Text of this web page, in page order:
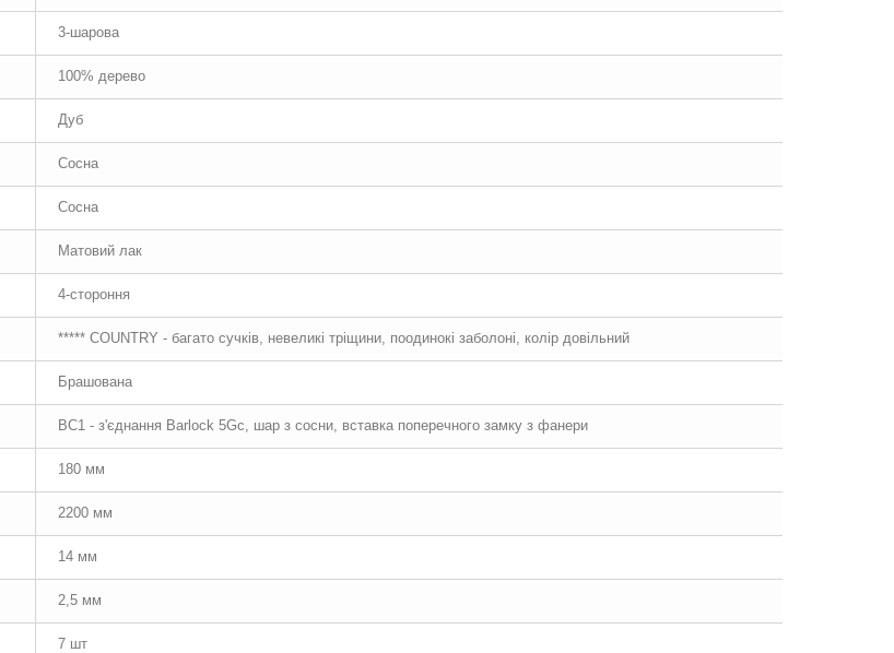
3-шарова
100% дерево
Дуб
Сосна
Сосна
Матовий лак
4-стороння
***** COUNTRY - багато сучків, невеликі тріщини, поодинокі заболоні, колір довільний
Брашована
BC1 - з'єднання Barlock 5Gc, шар з сосни, вставка поперечного замку з фанери
180 мм
2200 мм
14 мм
2,5 мм
7 шт